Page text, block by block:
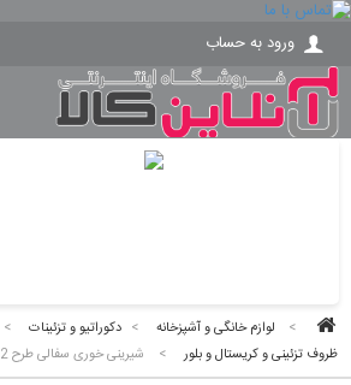
ورود به حساب
> لوازم خانگی و آشپزخانه > دکوراتیو و تزئینات
>
ظروف تزئینی و کریستال و بلور
> شیرینی خوری سفالی طرح 2 گلدار